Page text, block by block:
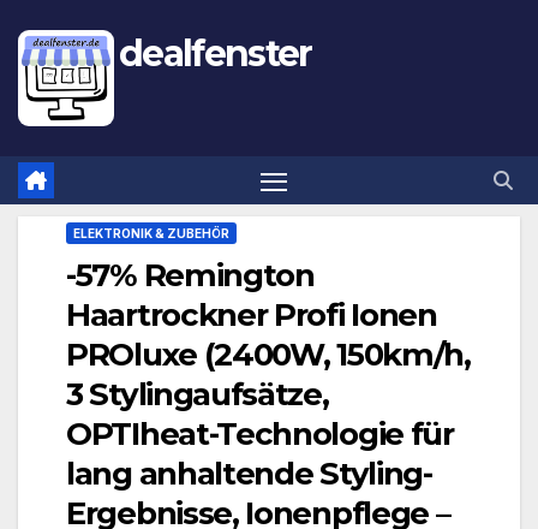
dealfenster
ELEKTRONIK & ZUBEHÖR
-57% Remington
Haartrockner Profi Ionen
PROluxe (2400W, 150km/h,
3 Stylingaufsätze,
OPTIheat-Technologie für
lang anhaltende Styling-
Ergebnisse, Ionenpflege –